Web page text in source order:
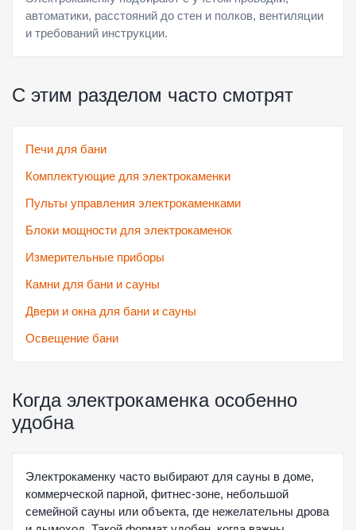
автоматики, расстояний до стен и полков, вентиляции
и требований инструкции.
С этим разделом часто смотрят
Печи для бани
Комплектующие для электрокаменки
Пульты управления электрокаменками
Блоки мощности для электрокаменок
Измерительные приборы
Камни для бани и сауны
Двери и окна для бани и сауны
Освещение бани
Когда электрокаменка особенно
удобна
Электрокаменку часто выбирают для сауны в доме,
коммерческой парной, фитнес-зоне, небольшой
семейной сауны или объекта, где нежелательны дрова